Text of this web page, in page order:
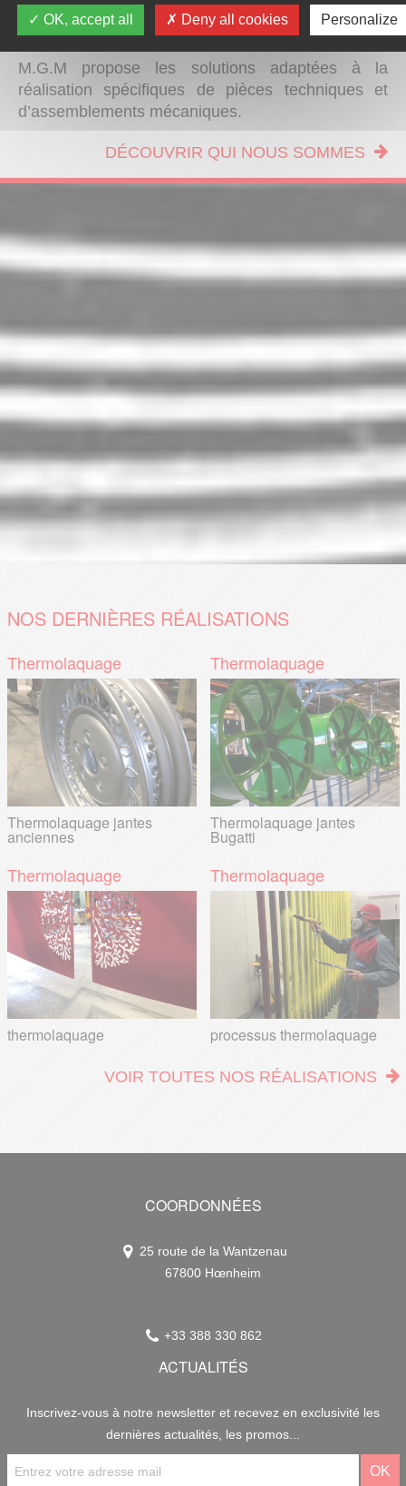
anticorrosion, peinture industrielle ou encore
réparation et négoce de pompes.
M.G.M propose les solutions adaptées à la
réalisation spécifiques de pièces techniques et
d’assemblements mécaniques.
DÉCOUVRIR QUI NOUS SOMMES
NOS DERNIÈRES RÉALISATIONS
Thermolaquage
Thermolaquage jantes
anciennes
Thermolaquage
Thermolaquage jantes
Bugatti
Thermolaquage
thermolaquage
Thermolaquage
processus thermolaquage
VOIR TOUTES NOS RÉALISATIONS
COORDONNÉES
25 route de la Wantzenau
67800 Hœnheim
+33 388 330 862
ACTUALITÉS
Inscrivez-vous à notre newsletter et recevez en exclusivité les
dernières actualités, les promos...
OK
OK, accept all Deny all cookies Personalize